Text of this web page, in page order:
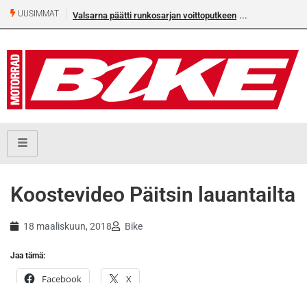
UUSIMMAT Valsarna päätti runkosarjan voittoputkeen
Koostevideo Päitsin lauantailta
18 maaliskuun, 2018 Bike
Jaa tämä:
Facebook X